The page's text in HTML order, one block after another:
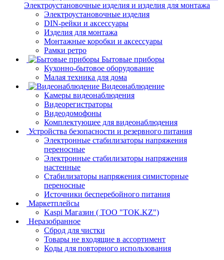
Электроустановочные изделия и изделия для монтажа
Электроустановочные изделия
DIN-рейки и аксессуары
Изделия для монтажа
Монтажные коробки и аксессуары
Рамки ретро
Бытовые приборы
Кухонно-бытовое оборудование
Малая техника для дома
Видеонаблюдение
Камеры видеонаблюдения
Видеорегистраторы
Видеодомофоны
Комплектующее для видеонаблюдения
Устройства безопасности и резервного питания
Электронные стабилизаторы напряжения
переносные
Электронные стабилизаторы напряжения
настенные
Стабилизаторы напряжения симисторные
переносные
Источники бесперебойного питания
Маркетплейсы
Kaspi Магазин ( ТОО "TOK.KZ")
Неразобранное
Сброд для чистки
Товары не входящие в ассортимент
Коды для повторного использования